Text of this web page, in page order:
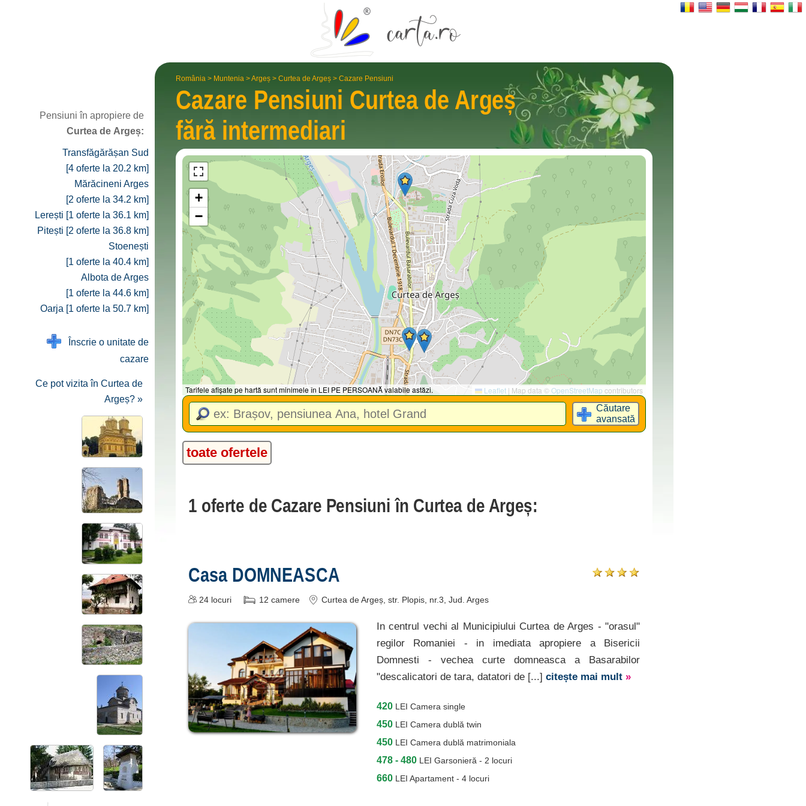
România > Muntenia >Argeș > Curtea de Argeș > Cazare Pensiuni
Cazare Pensiuni Curtea de Argeș
fără interme­diari
Tarifele afișate pe hartă sunt minimele în LEI PE PERSOANĂ valabile astăzi.
+
−
Leaflet | Map data ©OpenStreetMap contributors
Căutare
avansată
toate ofertele
1 oferte de Cazare Pensiuni în Curtea de Argeș:
Casa DOMNEASCA
24 locuri 12 camere Curtea de Argeș , str. Plopis, nr.3 , Jud. Arges
In centrul vechi al Municipiului Curtea de Arges - "orasul"
regilor Romaniei - in imediata apropiere a Bisericii
Domnesti - vechea curte domneasca a Basarabilor
"descalicatori de tara, datatori de [...] citește mai mult »
420 LEI Camera single
450 LEI Camera dublă twin
450 LEI Camera dublă matrimoniala
478 - 480 LEI Garsonieră - 2 locuri
660 LEI Apartament - 4 locuri
Pensiuni în apropiere de
Curtea de Argeș:
Transfăgărășan Sud
[4 oferte la 20.2 km]
Mărăcineni Arges
[2 oferte la 34.2 km]
Lerești [1 oferte la 36.1 km]
Pitești [2 oferte la 36.8 km]
Stoenești
[1 oferte la 40.4 km]
Albota de Arges
[1 oferte la 44.6 km]
Oarja [1 oferte la 50.7 km]
Înscrie o unitate de
cazare
Ce pot vizita în Curtea de
Argeș? »